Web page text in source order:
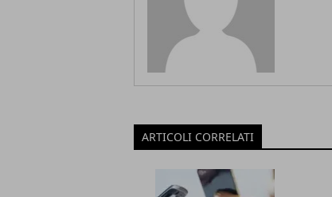
ARTICOLI CORRELATI